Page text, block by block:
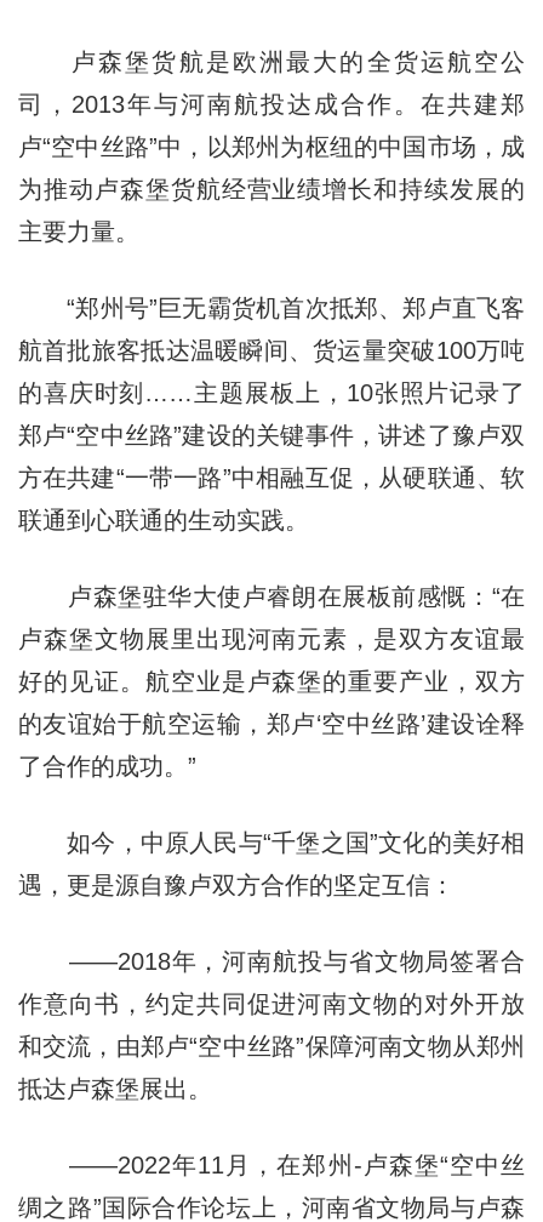
卢森堡货航是欧洲最大的全货运航空公
司，2013年与河南航投达成合作。在共建郑
卢“空中丝路”中，以郑州为枢纽的中国市场，成
为推动卢森堡货航经营业绩增长和持续发展的
主要力量。
“郑州号”巨无霸货机首次抵郑、郑卢直飞客
航首批旅客抵达温暖瞬间、货运量突破100万吨
的喜庆时刻……主题展板上，10张照片记录了
郑卢“空中丝路”建设的关键事件，讲述了豫卢双
方在共建“一带一路”中相融互促，从硬联通、软
联通到心联通的生动实践。
卢森堡驻华大使卢睿朗在展板前感慨：“在
卢森堡文物展里出现河南元素，是双方友谊最
好的见证。航空业是卢森堡的重要产业，双方
的友谊始于航空运输，郑卢‘空中丝路’建设诠释
了合作的成功。”
如今，中原人民与“千堡之国”文化的美好相
遇，更是源自豫卢双方合作的坚定互信：
——2018年，河南航投与省文物局签署合
作意向书，约定共同促进河南文物的对外开放
和交流，由郑卢“空中丝路”保障河南文物从郑州
抵达卢森堡展出。
——2022年11月，在郑州-卢森堡“空中丝
绸之路”国际合作论坛上，河南省文物局与卢森